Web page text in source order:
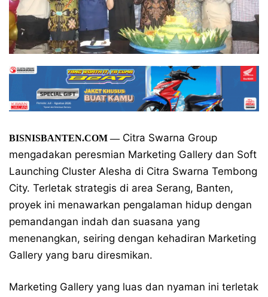
BISNISBANTEN.COM —Citra Swarna Group
mengadakan peresmian Marketing Gallery dan Soft
Launching Cluster Alesha di Citra Swarna Tembong
City. Terletak strategis di area Serang, Banten,
proyek ini menawarkan pengalaman hidup dengan
pemandangan indah dan suasana yang
menenangkan, seiring dengan kehadiran Marketing
Gallery yang baru diresmikan.
Marketing Gallery yang luas dan nyaman ini terletak